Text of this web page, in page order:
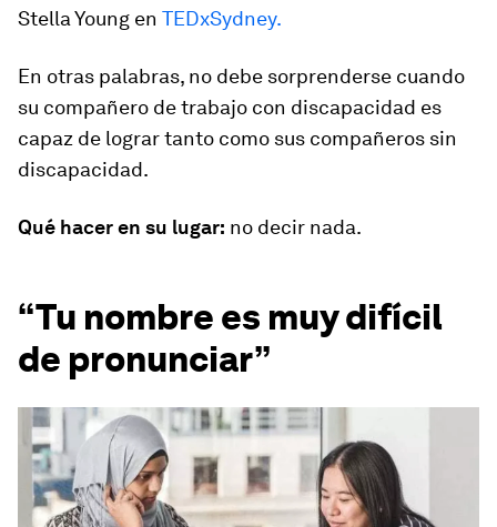
Stella Young en TEDxSydney.
En otras palabras, no debe sorprenderse cuando
su compañero de trabajo con discapacidad es
capaz de lograr tanto como sus compañeros sin
discapacidad.
Qué hacer en su lugar: no decir nada.
“Tu nombre es muy difícil
de pronunciar”